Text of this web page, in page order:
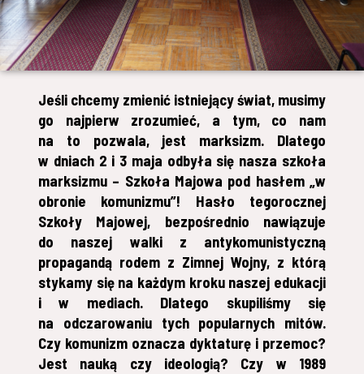
Jeśli chcemy zmienić istniejący świat, musimy
go najpierw zrozumieć, a tym, co nam
na to pozwala, jest marksizm. Dlatego
w dniach 2 i 3 maja odbyła się nasza szkoła
marksizmu – Szkoła Majowa pod hasłem „w
obronie komunizmu”! Hasło tegorocznej
Szkoły Majowej, bezpośrednio nawiązuje
do naszej walki z antykomunistyczną
propagandą rodem z Zimnej Wojny, z którą
stykamy się na każdym kroku naszej edukacji
i w mediach. Dlatego skupiliśmy się
na odczarowaniu tych popularnych mitów.
Czy komunizm oznacza dyktaturę i przemoc?
Jest nauką czy ideologią? Czy w 1989